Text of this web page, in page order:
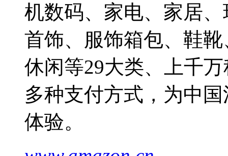
机数码、家电、家居
首饰、服饰箱包、鞋
休闲等29大类、上千
多种支付方式，为中
体验。